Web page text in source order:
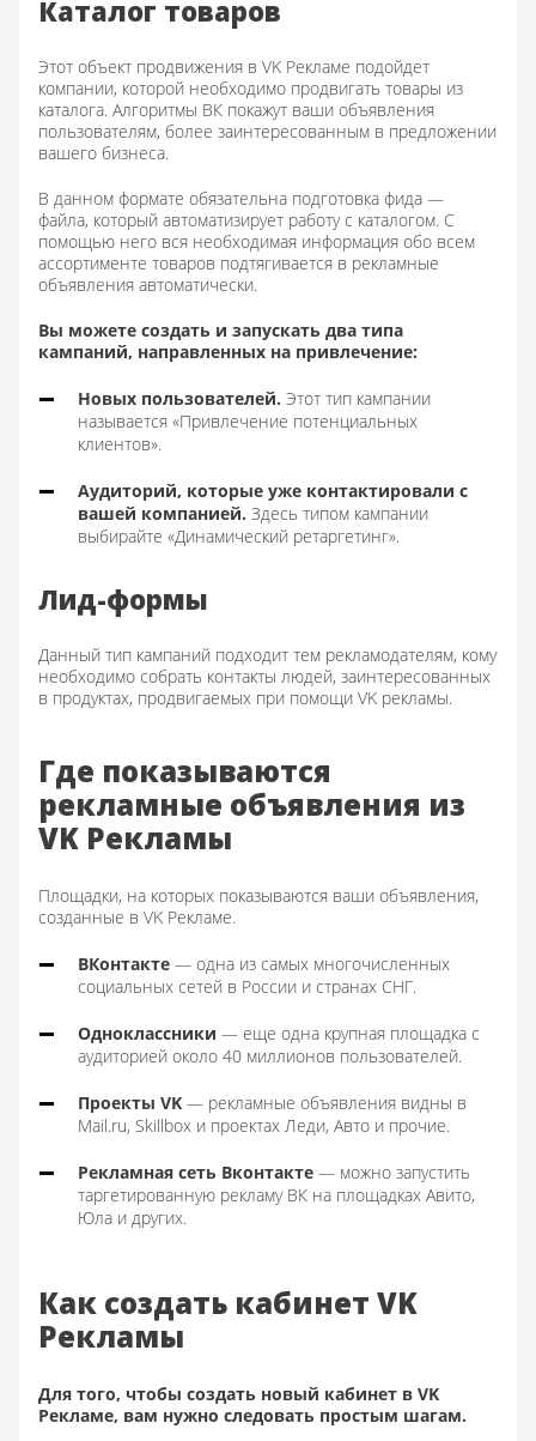
Каталог товаров
Этот объект продвижения в VK Рекламе подойдет
компании, которой необходимо продвигать товары из
каталога. Алгоритмы ВК покажут ваши объявления
пользователям, более заинтересованным в предложении
вашего бизнеса.
В данном формате обязательна подготовка фида —
файла, который автоматизирует работу с каталогом. С
помощью него вся необходимая информация обо всем
ассортименте товаров подтягивается в рекламные
объявления автоматически.
Вы можете создать и запускать два типа
кампаний, направленных на привлечение:
Новых пользователей. Этот тип кампании
называется «Привлечение потенциальных
клиентов».
Аудиторий, которые уже контактировали с
вашей компанией. Здесь типом кампании
выбирайте «Динамический ретаргетинг».
Лид-формы
Данный тип кампаний подходит тем рекламодателям, кому
необходимо собрать контакты людей, заинтересованных
в продуктах, продвигаемых при помощи VK рекламы.
Где показываются
рекламные объявления из
VK Рекламы
Площадки, на которых показываются ваши объявления,
созданные в VK Рекламе.
ВКонтакте — одна из самых многочисленных
социальных сетей в России и странах СНГ.
Одноклассники — еще одна крупная площадка с
аудиторией около 40 миллионов пользователей.
Проекты VK — рекламные объявления видны в
Mail.ru, Skillbox и проектах Леди, Авто и прочие.
Рекламная сеть Вконтакте — можно запустить
таргетированную рекламу ВК на площадках Авито,
Юла и других.
Как создать кабинет VK
Рекламы
Для того, чтобы создать новый кабинет в VK
Рекламе, вам нужно следовать простым шагам.